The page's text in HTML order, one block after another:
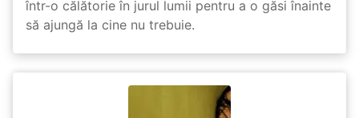
într-o călătorie în jurul lumii pentru a o găsi înainte
să ajungă la cine nu trebuie.